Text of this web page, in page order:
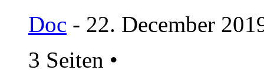
Doc - 22. December
3 Seiten •